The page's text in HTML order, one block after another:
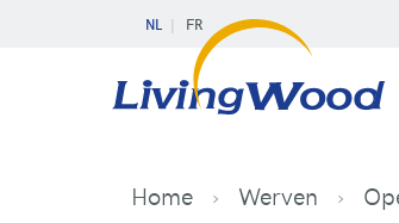
NL FR
Home Werven